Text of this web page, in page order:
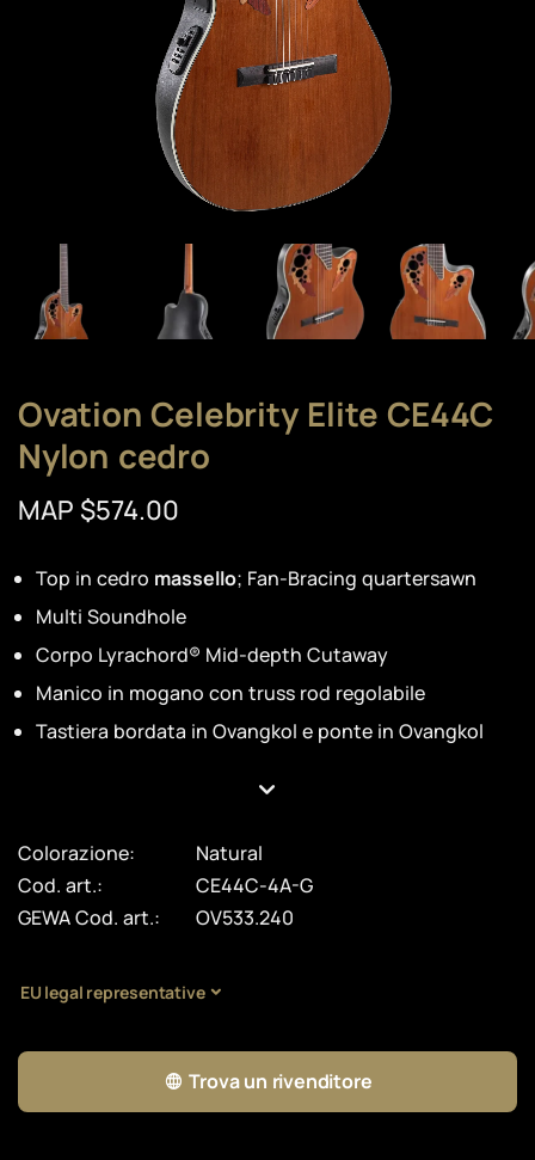
Ovation Celebrity Elite CE44C
Nylon cedro
MAP $574.00
Top in cedro massello; Fan-Bracing quartersawn
Multi Soundhole
Corpo Lyrachord® Mid-depth Cutaway
Manico in mogano con truss rod regolabile
Tastiera bordata in Ovangkol e ponte in Ovangkol
Colorazione:
Natural
Cod. art.:
CE44C-4A-G
GEWA Cod. art.:
OV533.240
EU legal representative
Trova un rivenditore